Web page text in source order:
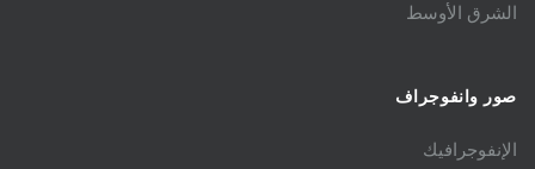
الشرق الأوسط
صور وانفوجراف
الإنفوجرافيك